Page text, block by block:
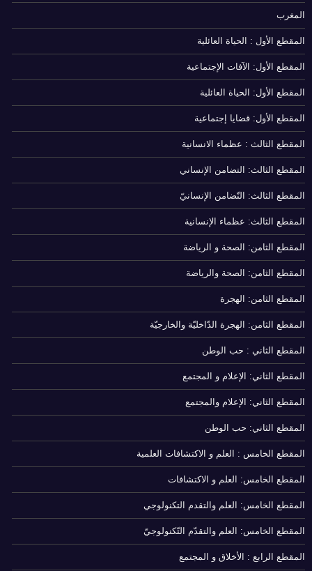
المغرب
المقطع الأول : الحياة العائلية
المقطع الأول: الآفات الإجتماعية
المقطع الأول: الحياة العائلية
المقطع الأول: قضايا إجتماعية
المقطع الثالث : عظماء الانسانية
المقطع الثالث: التضامن الإنساني
المقطع الثالث: التّضامن الإنسانيّ
المقطع الثالث: عظماء الإنسانية
المقطع الثامن: الصحة و الرياضة
المقطع الثامن: الصحة والرياضة
المقطع الثامن: الهجرة
المقطع الثامن: الهجرة الدّاخليّة والخارجيّة
المقطع الثاني : حب الوطن
المقطع الثاني: الإعلام و المجتمع
المقطع الثاني: الإعلام والمجتمع
المقطع الثاني: حب الوطن
المقطع الخامس : العلم و الاكتشافات العلمية
المقطع الخامس: العلم و الاكتشافات
المقطع الخامس: العلم والتقدم التكنولوجي
المقطع الخامس: العلم والتقدّم التّكنولوجيّ
المقطع الرابع : الأخلاق و المجتمع